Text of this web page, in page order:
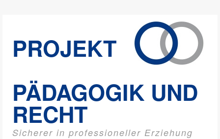
PROJEKT
PÄDAGOGIK UND
RECHT
Sicherer in professioneller Erziehung